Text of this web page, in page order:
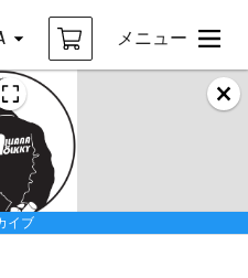
メニュー
イブ
Championship
ンド
feu"